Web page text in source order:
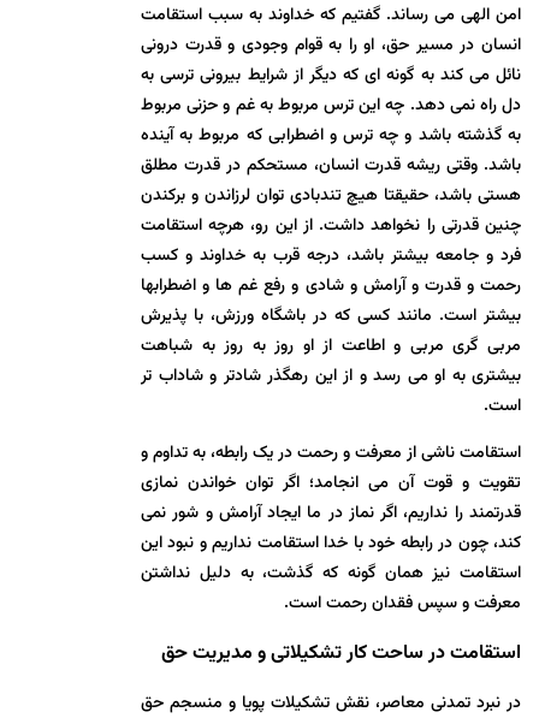
امن الهی می رساند. گفتیم که خداوند به سبب استقامت
انسان در مسیر حق، او را به قوام وجودی و قدرت درونی
نائل می کند به گونه ای که دیگر از شرایط بیرونی ترسی به
دل راه نمی دهد. چه این ترس مربوط به غم و حزنی مربوط
به گذشته باشد و چه ترس و اضطرابی که مربوط به آینده
باشد. وقتی ریشه قدرت انسان، مستحکم در قدرت مطلق
هستی باشد، حقیقتا هیچ تندبادی توان لرزاندن و برکندن
چنین قدرتی را نخواهد داشت. از این رو، هرچه استقامت
فرد و جامعه بیشتر باشد، درجه قرب به خداوند و کسب
رحمت و قدرت و آرامش و شادی و رفع غم ها و اضطرابها
بیشتر است. مانند کسی که در باشگاه ورزش، با پذیرش
مربی گری مربی و اطاعت از او روز به روز به شباهت
بیشتری به او می رسد و از این رهگذر شادتر و شاداب تر
است.
استقامت ناشی از معرفت و رحمت در یک رابطه، به تداوم و
تقویت و قوت آن می انجامد؛ اگر توان خواندن نمازی
قدرتمند را نداریم، اگر نماز در ما ایجاد آرامش و شور نمی
کند، چون در رابطه خود با خدا استقامت نداریم و نبود این
استقامت نیز همان گونه که گذشت، به دلیل نداشتن
معرفت و سپس فقدان رحمت است.
استقامت در ساحت كار تشكيلاتیو مدیریت حق
در نبرد تمدنی معاصر، نقش تشکیلات پویا و منسجم حق